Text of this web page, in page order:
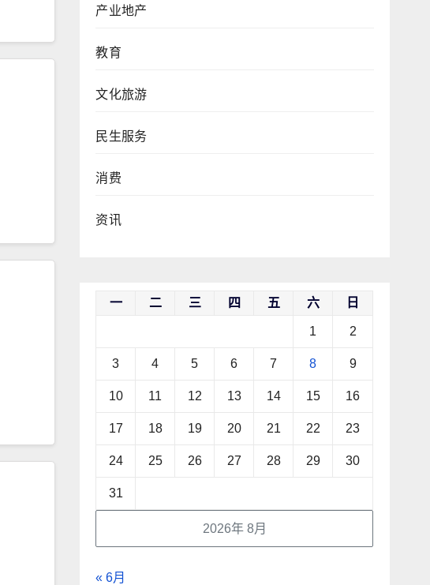
产业地产
教育
文化旅游
民生服务
消费
资讯
2026年 8月
一 二 三 四 五 六 日
1 2
3 4 5 6 7 8 9
10 11 12 13 14 15 16
17 18 19 20 21 22 23
24 25 26 27 28 29 30
31
« 6月